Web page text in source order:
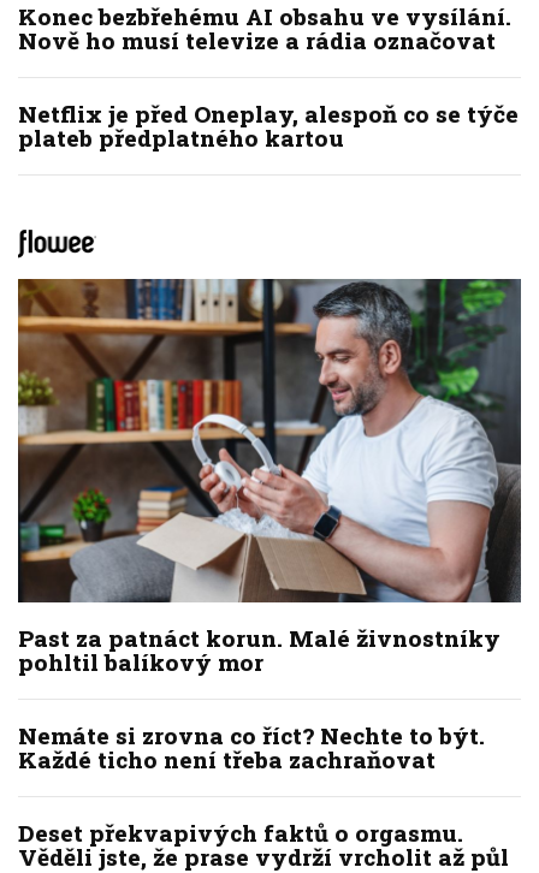
Konec bezbřehému AI obsahu ve vysílání.
Nově ho musí televize a rádia označovat
Netflix je před Oneplay, alespoň co se týče
plateb předplatného kartou
Past za patnáct korun. Malé živnostníky
pohltil balíkový mor
Nemáte si zrovna co říct? Nechte to být.
Každé ticho není třeba zachraňovat
Deset překvapivých faktů o orgasmu.
Věděli jste, že prase vydrží vrcholit až půl